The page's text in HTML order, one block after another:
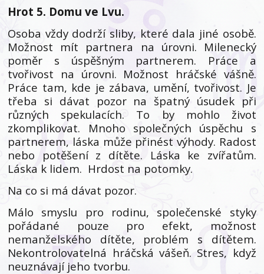
Hrot 5. Domu ve Lvu.
Osoba vždy dodrží sliby, které dala jiné osobě.
Možnost mít partnera na úrovni. Milenecký
poměr s úspěšným partnerem. Práce a
tvořivost na úrovni. Možnost hráčské vášně.
Práce tam, kde je zábava, umění, tvořivost. Je
třeba si dávat pozor na špatný úsudek při
různých spekulacích. To by mohlo život
zkomplikovat. Mnoho společných úspěchu s
partnerem, láska může přinést výhody. Radost
nebo potěšení z dítěte. Láska ke zvířatům.
Láska k lidem. Hrdost na potomky.
Na co si má dávat pozor.
Málo smyslu pro rodinu, společenské styky
pořádané pouze pro efekt, možnost
nemanželského dítěte, problém s dítětem.
Nekontrolovatelná hráčská vášeň. Stres, když
neuznávají jeho tvorbu.